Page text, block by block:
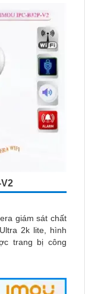
giám sát chất